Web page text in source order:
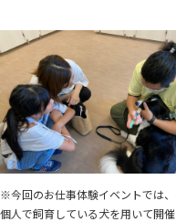
※今回のお仕事体験イベントでは
個人で飼育している犬を用いて開催